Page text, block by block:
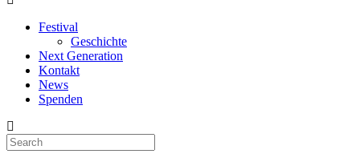
Festival
Geschichte
Next Generation
Kontakt
News
Spenden